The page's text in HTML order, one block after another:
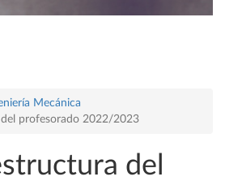
Mecánica
del profesorado 2022/2023
del